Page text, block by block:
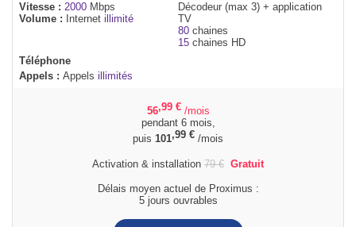
Vitesse : 2000 Mbps
Volume :
Internet illimité
Décodeur (max 3) + application
TV
80 chaines
15 chaines HD
Téléphone
Appels : Appels illimités
56,99 € /mois
pendant 6 mois,
puis 101,99 € /mois
Activation & installation 79€ Gratuit
Délais moyen actuel de Proximus :
5 jours ouvrables